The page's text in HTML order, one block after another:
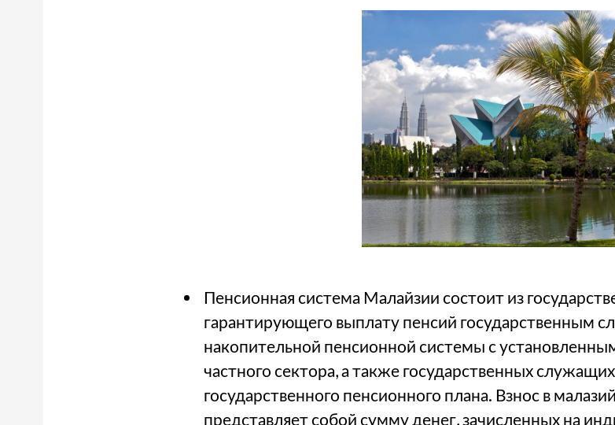
Пенсионная система Малайзии состоит из
гарантирующего выплату пенсий государственным
накопительной пенсионной системы с
частного сектора, а также государственных
государственного пенсионного плана. Взнос в
представляет собой сумму денег, зачисленных на